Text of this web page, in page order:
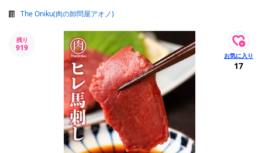
The Oniku(肉の卸問屋アオノ)
残り
919
17